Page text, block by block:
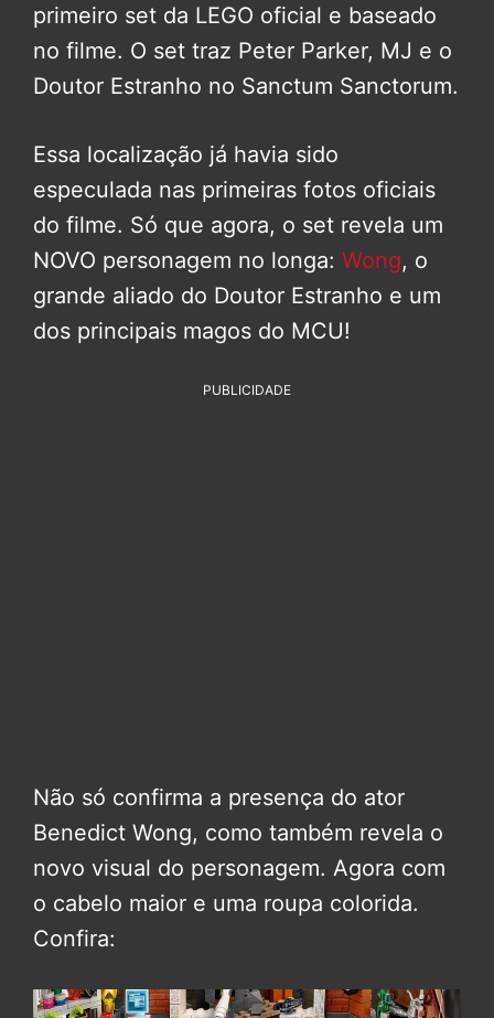
primeiro set da LEGO oficial e baseado
no filme. O set traz Peter Parker, MJ e o
Doutor Estranho no Sanctum Sanctorum.
Essa localização já havia sido
especulada nas primeiras fotos oficiais
do filme. Só que agora, o set revela um
NOVO personagem no longa: Wong, o
grande aliado do Doutor Estranho e um
dos principais magos do MCU!
PUBLICIDADE
Não só confirma a presença do ator
Benedict Wong, como também revela o
novo visual do personagem. Agora com
o cabelo maior e uma roupa colorida.
Confira: